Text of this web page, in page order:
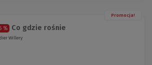
Promocja!
% Co gdzie rośnie
Willery